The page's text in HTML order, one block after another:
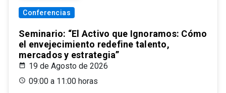
Conferencias
Seminario: “El Activo que Ignoramos: Cómo
el envejecimiento redefine talento,
mercados y estrategia”
19 de Agosto de 2026
09:00 a 11:00 horas